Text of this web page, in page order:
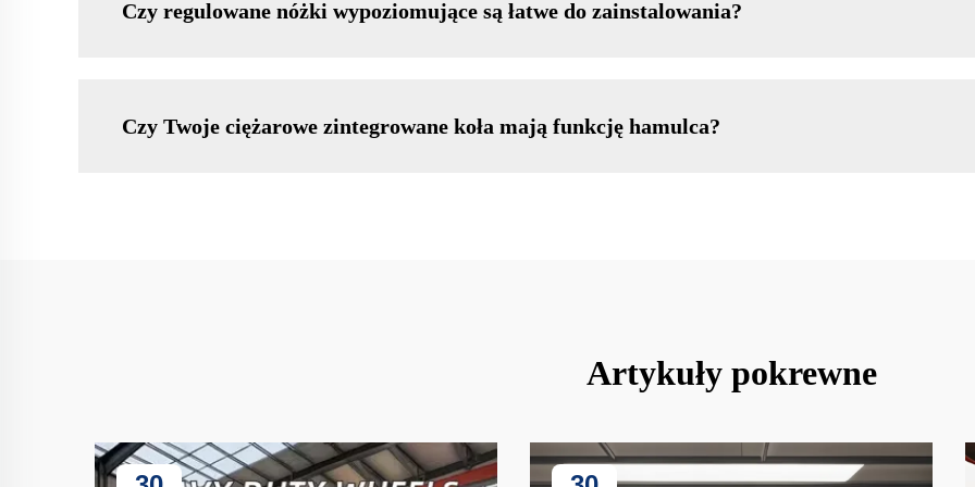
Czy regulowane nóżki wypoziomujące są łatwe do zainstalowania?
Czy Twoje ciężarowe zintegrowane koła mają funkcję hamulca?
Artykuły pokrewne